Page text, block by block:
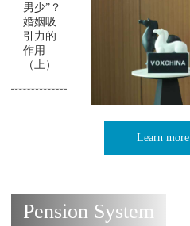
男少”？
婚姻吸
引力的
作用
（上）
Learn more
Pension System